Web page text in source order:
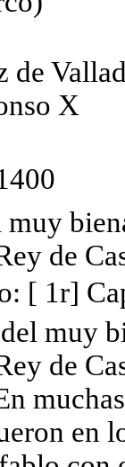
de
X
de
[ 1r]
muy
de
en